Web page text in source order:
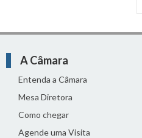
A Câmara
Entenda a Câmara
Mesa Diretora
Como chegar
Agende uma Visita